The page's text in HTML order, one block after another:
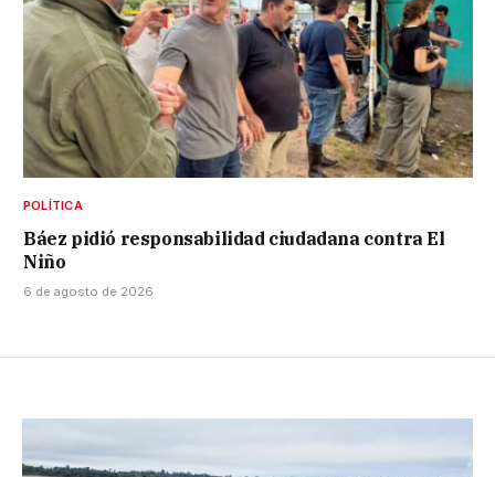
POLÍTICA
Báez pidió responsabilidad ciudadana contra El
Niño
6 de agosto de 2026